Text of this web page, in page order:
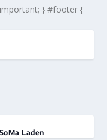
} #footer {
Laden